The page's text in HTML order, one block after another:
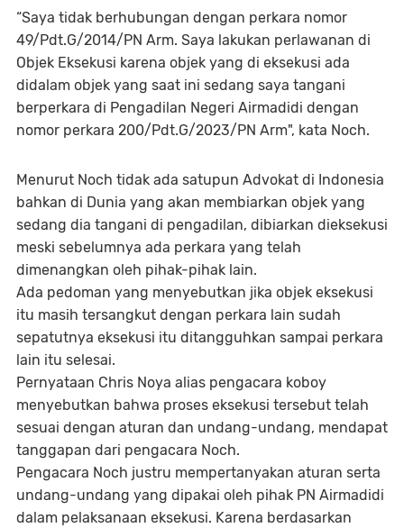
“Saya tidak berhubungan dengan perkara nomor
49/Pdt.G/2014/PN Arm. Saya lakukan perlawanan di
Objek Eksekusi karena objek yang di eksekusi ada
didalam objek yang saat ini sedang saya tangani
berperkara di Pengadilan Negeri Airmadidi dengan
nomor perkara 200/Pdt.G/2023/PN Arm", kata Noch.
Menurut Noch tidak ada satupun Advokat di Indonesia
bahkan di Dunia yang akan membiarkan objek yang
sedang dia tangani di pengadilan, dibiarkan dieksekusi
meski sebelumnya ada perkara yang telah
dimenangkan oleh pihak-pihak lain.
Ada pedoman yang menyebutkan jika objek eksekusi
itu masih tersangkut dengan perkara lain sudah
sepatutnya eksekusi itu ditangguhkan sampai perkara
lain itu selesai.
Pernyataan Chris Noya alias pengacara koboy
menyebutkan bahwa proses eksekusi tersebut telah
sesuai dengan aturan dan undang-undang, mendapat
tanggapan dari pengacara Noch.
Pengacara Noch justru mempertanyakan aturan serta
undang-undang yang dipakai oleh pihak PN Airmadidi
dalam pelaksanaan eksekusi. Karena berdasarkan